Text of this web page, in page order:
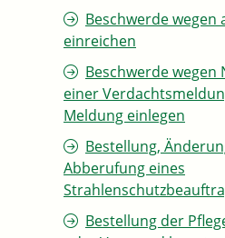
Beschwerde
einreichen
Beschwerde
einer
Meldung einlegen
Bestellung,
Abberufung eines
Bestellung der